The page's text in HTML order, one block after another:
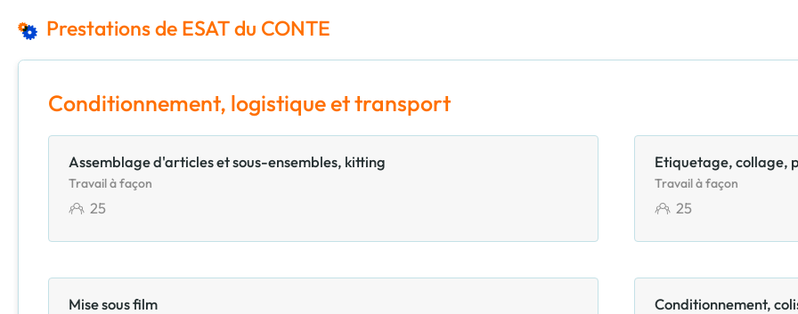
Prestations de ESAT du CONTE
Conditionnement, logistique et transport
Assemblage d'articles et sous-ensembles, kitting
Travail à façon
25
Etiquetage, collage,
Travail à façon
25
Mise sous film Conditionnement,